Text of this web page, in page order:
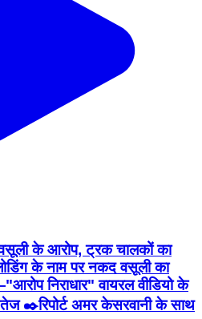
के आरोप, ट्रक चालकों का
के नाम पर नकद वसूली का
निराधार" वायरल वीडियो के
✒️रिपोर्ट अमर केसरवानी के साथ